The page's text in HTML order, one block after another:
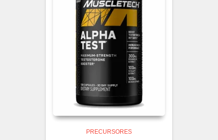
PRECURSORES